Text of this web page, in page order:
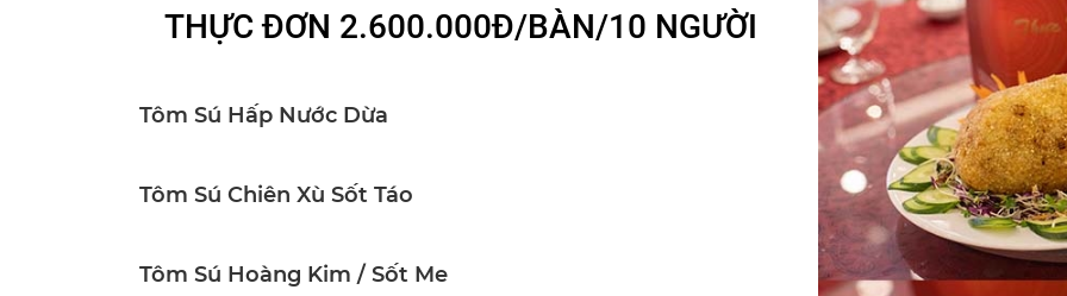
THỰC ĐƠN 2.600.000Đ/BÀN/10 NGƯỜI
Tôm Sú Hấp Nước Dừa
Tôm Sú Chiên Xù Sốt Táo
Tôm Sú Hoàng Kim / Sốt Me